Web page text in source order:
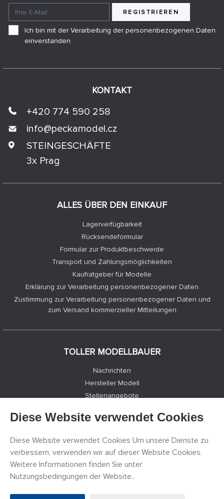
ALLES ÜBER DEN EINKAUF
Lagerverfügbarkeit
Rücksendeformular
Formular zur Produktbeschwerde
Transport und Zahlungsmöglichkeiten
Kaufratgeber für Modelle
Erklärung zur Verarbeitung personenbezogener Daten
Zustimmung zur Verarbeitung personenbezogener Daten und
zum Versand kommerzieller Mitteilungen
TOLLER MODELLBAUER
Nachrichten
Hersteller Modell
Stellenangebote
Registrierung
Cookies Einstellungen
KONTAKT
+420 774 590 258
info@peckamodel.cz
STEINGESCHÄFTE
3x Prag
REGISTRIEREN
Ich bin mit der Verarbeitung der personenbezogenen Daten
einverstanden
©PECKA MODELÁŘ s.r.o.
Diese Website verwendet Cookies
Diese Website verwendet Cookies Um unsere Dienste zu
verbessern, verwenden wir auf dieser Website Cookies.
Weitere Informationen finden Sie unter
Nutzungsbedingungen der Website..